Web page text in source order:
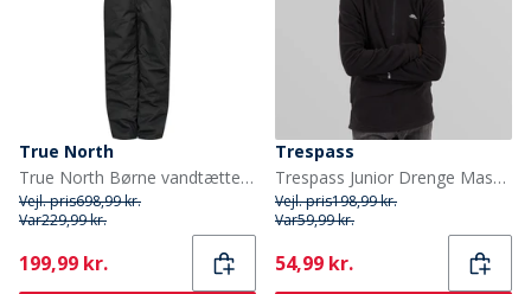
True North
True North Børne vandtætte snebukser sort
Vejl. pris698,99 kr.
Var229,99 kr.
Current
199,99 kr.
Trespass
Trespass Junior Drenge Masonville 1/2 Lynlås Mikro Fleece Sort
Vejl. pris198,99 kr.
Var59,99 kr.
Current
54,99 kr.